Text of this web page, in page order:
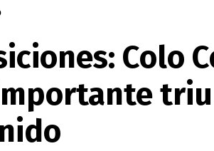
Alexis Sánchez
Carlos Palacios
Chilenos por el mundo
Fútbol
Fútbol
Colo